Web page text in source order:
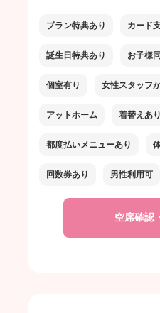
プラン特典あり カード
誕生日特典あり お子様
個室有り 女性スタッフ
アットホーム 着替えあり
都度払いメニューあり
回数券あり 男性利用可
空席確認